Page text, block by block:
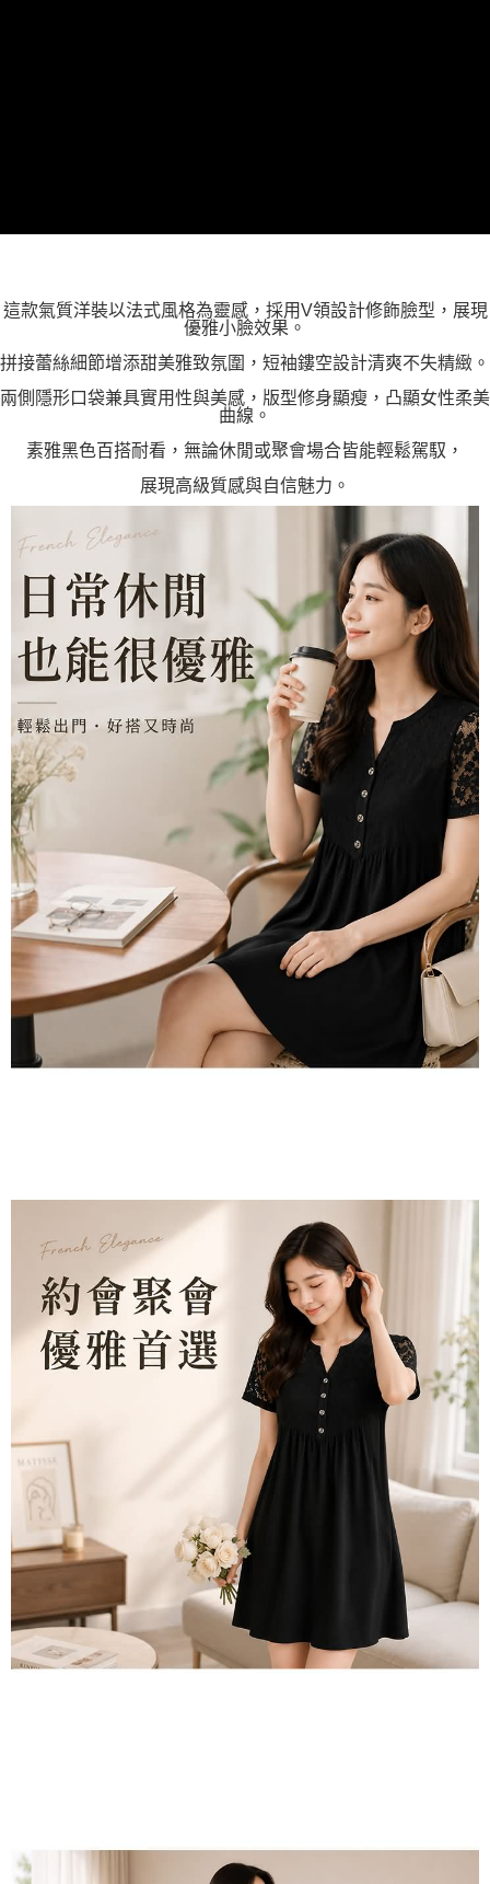
這款氣質洋裝以法式風格為靈感，採用V領設計修飾臉型，展現
優雅小臉效果。
拼接蕾絲細節增添甜美雅致氛圍，短袖鏤空設計清爽不失精緻。
兩側隱形口袋兼具實用性與美感，版型修身顯瘦，凸顯女性柔美
曲線。
素雅黑色百搭耐看，無論休閒或聚會場合皆能輕鬆駕馭，
展現高級質感與自信魅力。